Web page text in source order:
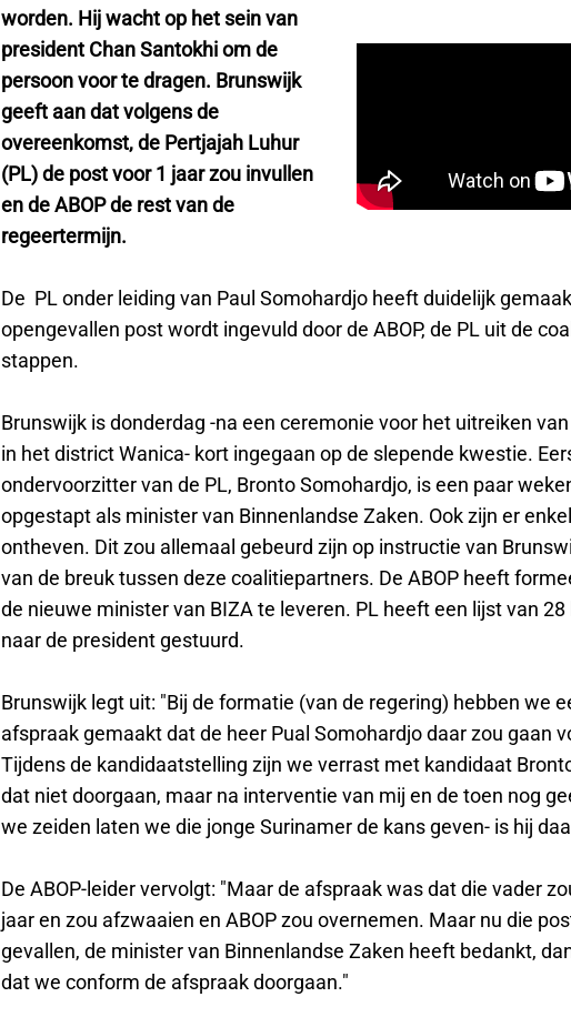
worden. Hij wacht op het sein van
president Chan Santokhi om de
persoon voor te dragen. Brunswijk
geeft aan dat volgens de
overeenkomst, de Pertjajah Luhur
(PL) de post voor 1 jaar zou invullen
en de ABOP de rest van de
regeertermijn.
De PL onder leiding van Paul Somohardjo heeft duidelijk
opengevallen post wordt ingevuld door de ABOP, de PL uit de
stappen.
Brunswijk is donderdag -na een ceremonie voor het uitreiken
in het district Wanica- kort ingegaan op de slepende kwestie.
ondervoorzitter van de PL, Bronto Somohardjo, is een paar
opgestapt als minister van Binnenlandse Zaken. Ook zijn er
ontheven. Dit zou allemaal gebeurd zijn op instructie van
van de breuk tussen deze coalitiepartners. De ABOP heeft
de nieuwe minister van BIZA te leveren. PL heeft een lijst van
naar de president gestuurd.
Brunswijk legt uit: "Bij de formatie (van de regering) hebben we
afspraak gemaakt dat de heer Pual Somohardjo daar zou gaan
Tijdens de kandidaatstelling zijn we verrast met kandidaat
dat niet doorgaan, maar na interventie van mij en de toen nog
we zeiden laten we die jonge Surinamer de kans geven- is hij
De ABOP-leider vervolgt: "Maar de afspraak was dat die vader
jaar en zou afzwaaien en ABOP zou overnemen. Maar nu die
gevallen, de minister van Binnenlandse Zaken heeft bedankt,
dat we conform de afspraak doorgaan."